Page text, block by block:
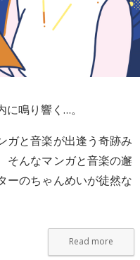
鳴り響く…。
ガと音楽が出逢う奇跡み
そんなマンガと音楽の邂
ーのちゃんめいが徒然な
Read more